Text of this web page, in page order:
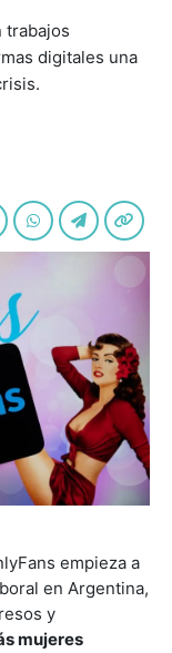
trabajos
digitales una
empieza a
en Argentina,
y
mujeres